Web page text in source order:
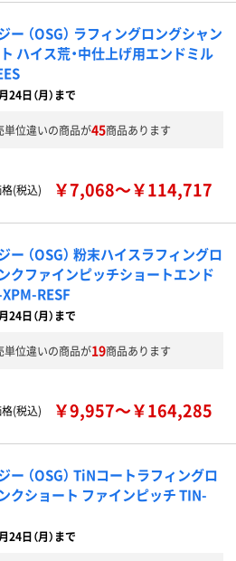
ー （OSG） ラフィングロングシャン
ハイス荒・中仕上げ用エンドミル
24日（月）まで
単位違いの商品が45商品あります
(税込)
￥7,068～￥114,717
ー （OSG） 粉末ハイスラフィングロ
クファインピッチショートエンド
RESF
24日（月）まで
単位違いの商品が19商品あります
(税込)
￥9,957～￥164,285
ー （OSG） TiNコートラフィングロ
クショート ファインピッチ TIN-
24日（月）まで